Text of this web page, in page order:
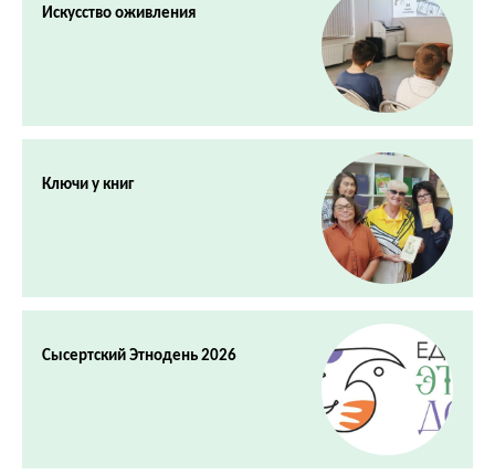
Искусство оживления
Ключи у книг
Сысертский Этнодень 2026